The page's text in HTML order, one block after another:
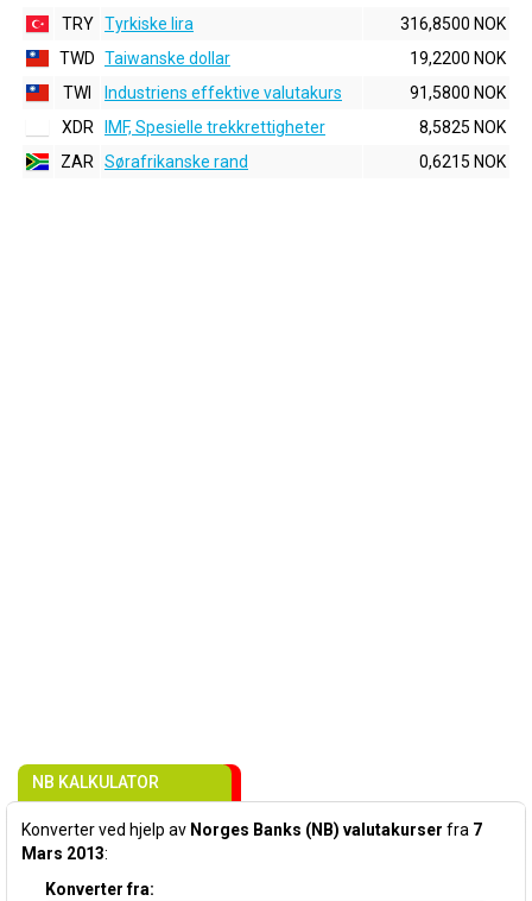
TRY Tyrkiske lira
316,8500 NOK
TWD Taiwanske dollar
19,2200 NOK
TWI
Industriens effektive valutakurs
91,5800 NOK
XDR
IMF, Spesielle trekkrettigheter
8,5825 NOK
ZAR
Sørafrikanske rand 0,6215 NOK
NB KALKULATOR
Konverter ved hjelp av Norges Banks (NB) valutakurser fra 7
Mars 2013:
Konverter fra: